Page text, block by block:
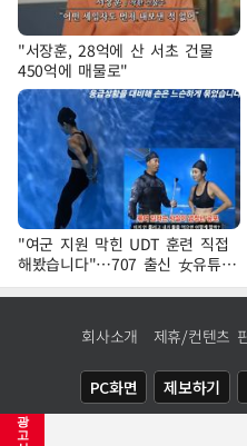
광
고
"서장훈, 28억에 산 서초 건물
450억에 매물로"
"여군 지원 막힌 UDT 훈련 직접
해봤습니다"…707 출신 女유튜버
'완벽 소화'
회사소개 제휴/컨텐츠
PC화면 제보하기